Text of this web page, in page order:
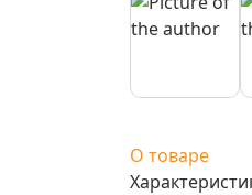
О товаре